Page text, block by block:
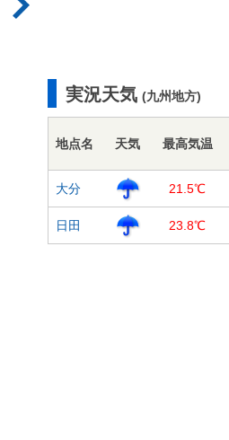
実況天気 (九州地方)
地点名 天気 最高気温
大分 21.5℃
日田 23.8℃